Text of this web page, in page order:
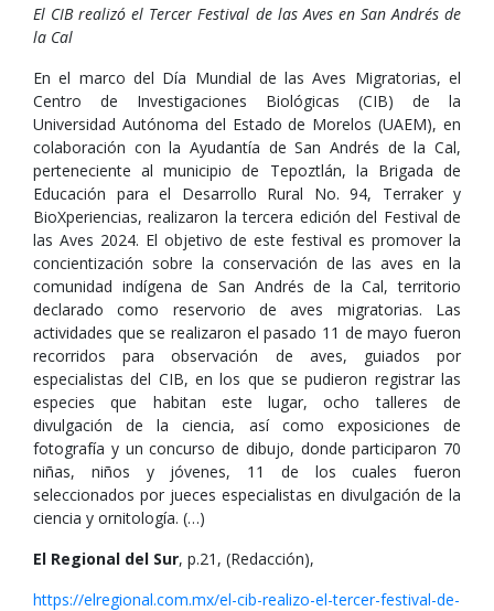
El CIB realizó el Tercer Festival de las Aves en San Andrés de
la Cal
En el marco del Día Mundial de las Aves Migratorias, el
Centro de Investigaciones Biológicas (CIB) de la
Universidad Autónoma del Estado de Morelos (UAEM), en
colaboración con la Ayudantía de San Andrés de la Cal,
perteneciente al municipio de Tepoztlán, la Brigada de
Educación para el Desarrollo Rural No. 94, Terraker y
BioXperiencias, realizaron la tercera edición del Festival de
las Aves 2024. El objetivo de este festival es promover la
concientización sobre la conservación de las aves en la
comunidad indígena de San Andrés de la Cal, territorio
declarado como reservorio de aves migratorias. Las
actividades que se realizaron el pasado 11 de mayo fueron
recorridos para observación de aves, guiados por
especialistas del CIB, en los que se pudieron registrar las
especies que habitan este lugar, ocho talleres de
divulgación de la ciencia, así como exposiciones de
fotografía y un concurso de dibujo, donde participaron 70
niñas, niños y jóvenes, 11 de los cuales fueron
seleccionados por jueces especialistas en divulgación de la
ciencia y ornitología. (…)
El Regional del Sur, p.21, (Redacción),
https://elregional.com.mx/el-cib-realizo-el-tercer-festival-de-